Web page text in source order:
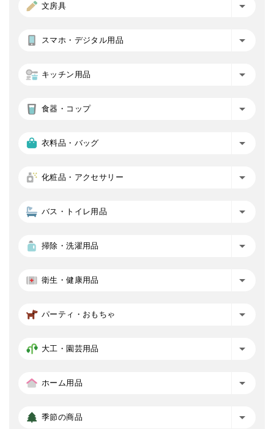
文房具
スマホ・デジタル用品
キッチン用品
食器・コップ
衣料品・バッグ
化粧品・アクセサリー
バス・トイレ用品
掃除・洗濯用品
衛生・健康用品
パーティ・おもちゃ
大工・園芸用品
ホーム用品
季節の商品